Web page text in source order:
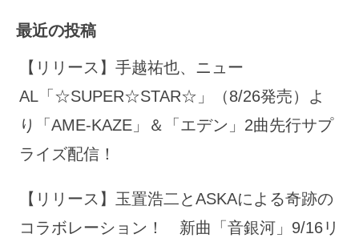
最近の投稿
【リリース】手越祐也、ニュー
AL「☆SUPER☆STAR☆」（8/26発売）よ
り「AME-KAZE」＆「エデン」2曲先行サプ
ライズ配信！
【リリース】玉置浩二とASKAによる奇跡の
コラボレーション！ 新曲「音銀河」9/16リ